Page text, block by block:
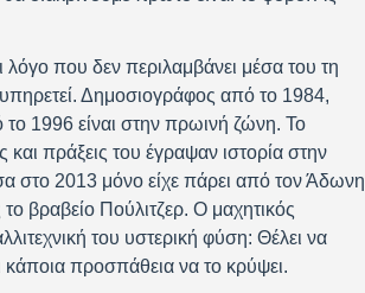
λόγο που δεν περιλαμβάνει μέσα του τη
Δημοσιογράφος από το 1984,
1996 είναι στην πρωινή ζώνη. Το
πράξεις του έγραψαν ιστορία στην
στο 2013 μόνο είχε πάρει από τον Άδωνη
βραβείο Πούλιτζερ. Ο μαχητικός
του υστερική φύση: Θέλει να
κάποια προσπάθεια να το κρύψει.